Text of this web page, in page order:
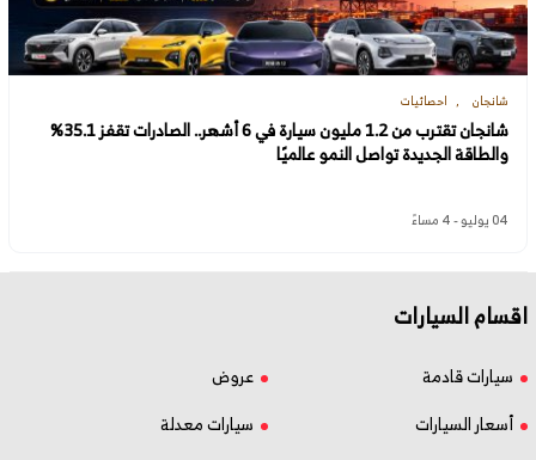
شانجان احصائيات
شانجان تقترب من 1.2 مليون سيارة في 6 أشهر.. الصادرات تقفز 35.1%
والطاقة الجديدة تواصل النمو عالميًا
04 يوليو - 4 مساءً
اقسام السيارات
سيارات قادمة
عروض
أسعار السيارات
سيارات معدلة